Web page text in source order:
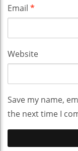
Email *
Website
Save my name,
the next time I